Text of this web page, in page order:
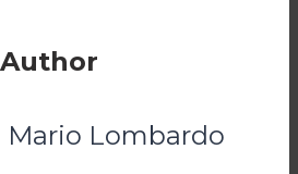
Mario Lombardo